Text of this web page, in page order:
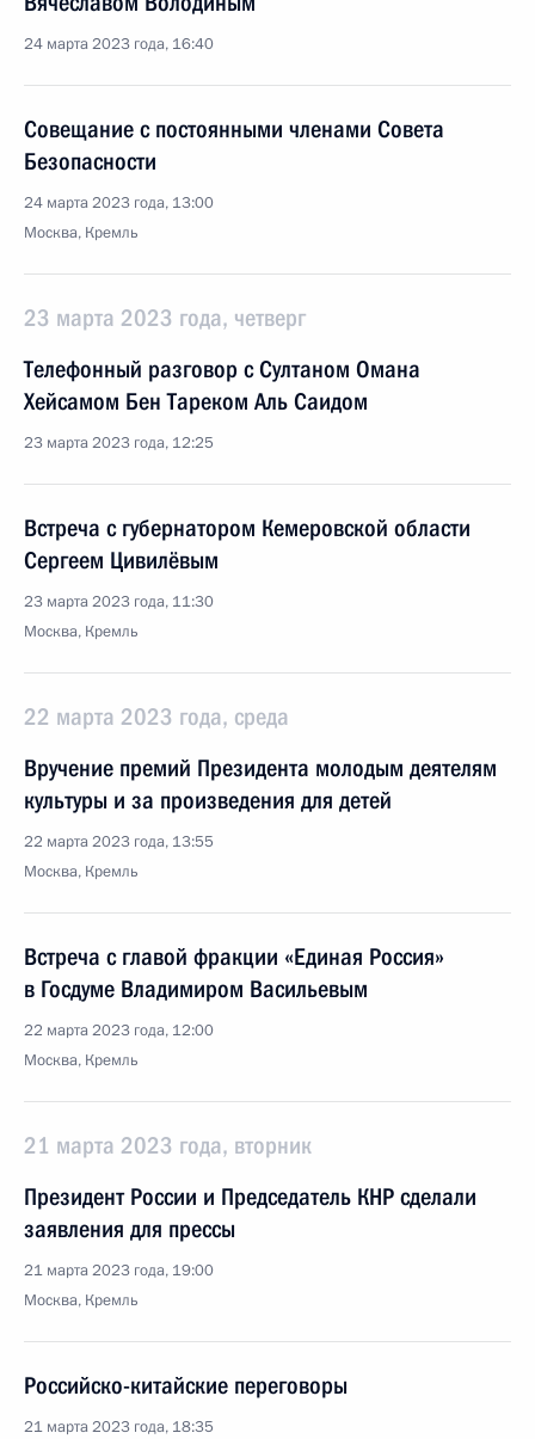
24 марта 2023 года, 16:40
Совещание с постоянными членами Совета
Безопасности
24 марта 2023 года, 13:00
Москва, Кремль
23 марта 2023 года, четверг
Телефонный разговор с Султаном Омана
Хейсамом Бен Тареком Аль Саидом
23 марта 2023 года, 12:25
Встреча с губернатором Кемеровской области
Сергеем Цивилёвым
23 марта 2023 года, 11:30
Москва, Кремль
22 марта 2023 года, среда
Вручение премий Президента молодым деятелям
культуры и за произведения для детей
22 марта 2023 года, 13:55
Москва, Кремль
Встреча с главой фракции «Единая Россия»
в Госдуме Владимиром Васильевым
22 марта 2023 года, 12:00
Москва, Кремль
21 марта 2023 года, вторник
Президент России и Председатель КНР сделали
заявления для прессы
21 марта 2023 года, 19:00
Москва, Кремль
Российско-китайские переговоры
21 марта 2023 года, 18:35